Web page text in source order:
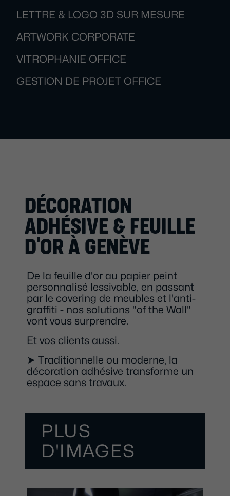
LETTRE & LOGO 3D SUR MESURE
ARTWORK CORPORATE
VITROPHANIE OFFICE
GESTION DE PROJET OFFICE
DÉCORATION
ADHÉSIVE & FEUILLE
D'OR À GENÈVE
De la feuille d'or au papier peint
personnalisé lessivable, en passant
par le covering de meubles et l'anti-
graffiti - nos solutions "of the Wall"
vont vous surprendre.
Et vos clients aussi.
➤ Traditionnelle ou moderne, la
décoration adhésive transforme un
espace sans travaux.
PLUS
D'IMAGES